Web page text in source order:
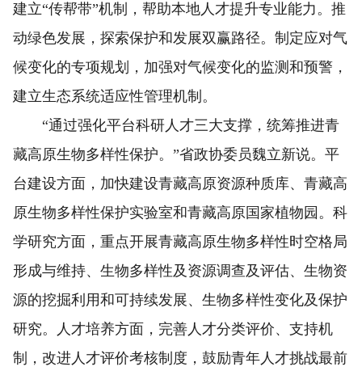
建立“传帮带”机制，帮助本地人才提升专业能力。推
动绿色发展，探索保护和发展双赢路径。制定应对气
候变化的专项规划，加强对气候变化的监测和预警，
建立生态系统适应性管理机制。
“通过强化平台科研人才三大支撑，统筹推进青
藏高原生物多样性保护。”省政协委员魏立新说。平
台建设方面，加快建设青藏高原资源种质库、青藏高
原生物多样性保护实验室和青藏高原国家植物园。科
学研究方面，重点开展青藏高原生物多样性时空格局
形成与维持、生物多样性及资源调查及评估、生物资
源的挖掘利用和可持续发展、生物多样性变化及保护
研究。人才培养方面，完善人才分类评价、支持机
制，改进人才评价考核制度，鼓励青年人才挑战最前